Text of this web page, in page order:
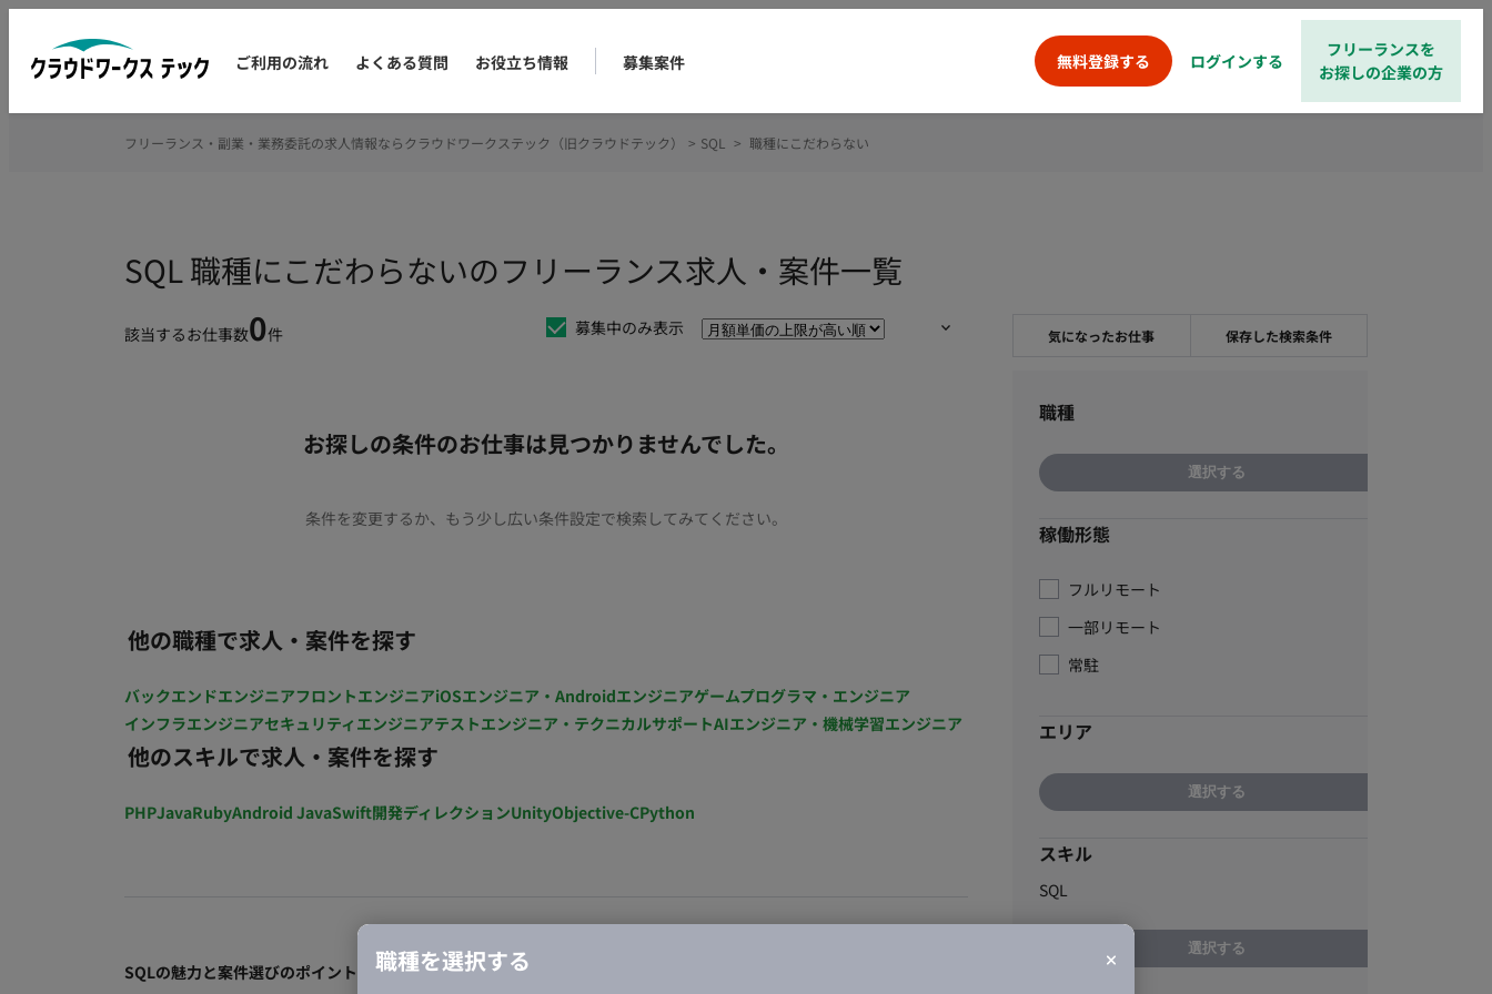
ご利用の流れ よくある質問 お役立ち情報 募集案件 無料登録する ログインする
フリーランスを
お探しの企業の方
SQL 職種にこだわらないのフリーランス求人・案件一覧
該当するお仕事数0件 募集中のみ表示
お探しの条件のお仕事は見つかりませんでした。
条件を変更するか、もう少し広い条件設定で検索してみてください。
他の職種で求人・案件を探す
バックエンドエンジニアフロントエンジニアiOSエンジニア・Androidエンジニアゲームプログラマ・エンジニア
インフラエンジニアセキュリティエンジニアテストエンジニア・テクニカルサポートAIエンジニア・機械学習エンジニア
他のスキルで求人・案件を探す
PHPJavaRubyAndroid JavaSwift開発ディレクションUnityObjective-CPython
SQLの魅力と案件選びのポイント
気になったお仕事 保存した検索条件
職種
選択する
職種を選択する
稼働形態
フルリモート
一部リモート
常駐
エリア
選択する
スキル
SQL
選択する
フリーランス・副業・業務委託の求人情報ならクラウドワークステック（旧クラウドテック） > SQL > 職種にこだわらない